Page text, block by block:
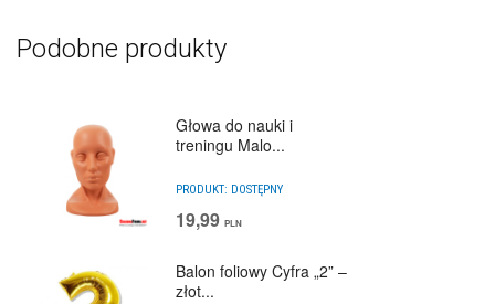
Podobne produkty
Głowa do nauki i
treningu Malo...
PRODUKT: DOSTĘPNY
19,99 PLN
Balon foliowy Cyfra „2” –
złot...